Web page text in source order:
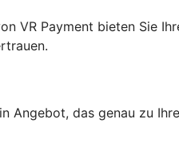
VR Payment bieten Sie
Angebot, das genau zu